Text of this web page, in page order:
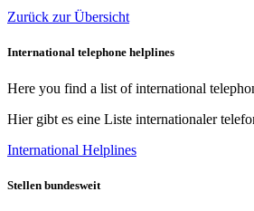
Zurück zur Übersicht
International telephone helplines
Here you find a list of international
Hier gibt es eine Liste internationaler
International Helplines
Stellen bundesweit